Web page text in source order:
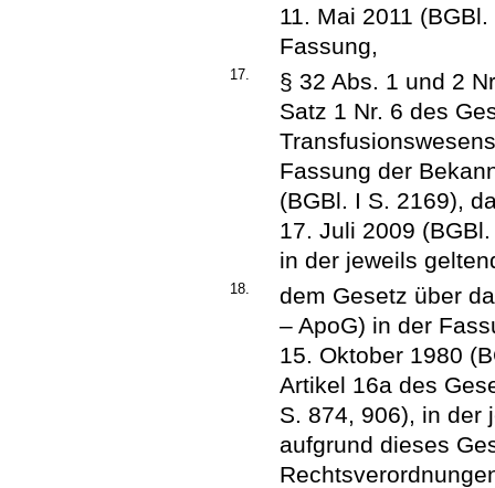
11. Mai 2011
Fassung,
17.
§ 32 Abs. 1 und 2
Satz 1 Nr. 6 des
Fassung der
(BGBl. I S. 2169),
17. Juli 2009
in der jeweils
18.
dem Gesetz über
– ApoG) in der
15. Oktober 1980
Artikel 16a des
S. 874, 906), in der
aufgrund dieses